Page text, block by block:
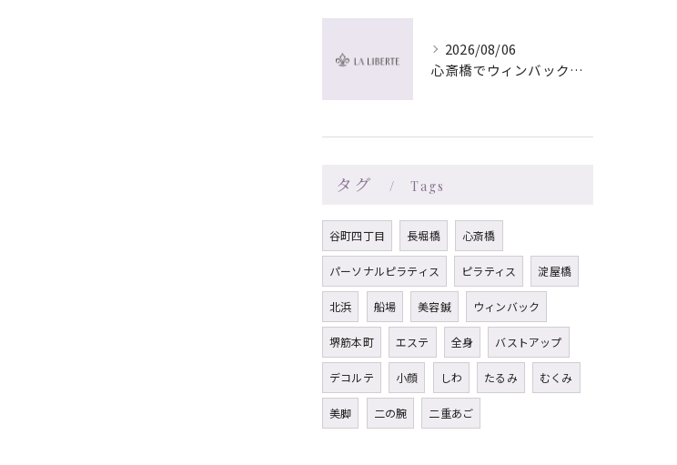
2026/08/06
心斎橋でウィンバック×マッサージ｜LA LIBERTE
タグ Tags
谷町四丁目 長堀橋 心斎橋
パーソナルピラティス ピラティス 淀屋橋
北浜 船場 美容鍼 ウィンバック
堺筋本町 エステ 全身 バストアップ
デコルテ 小顔 しわ たるみ むくみ
美脚 二の腕 二重あご